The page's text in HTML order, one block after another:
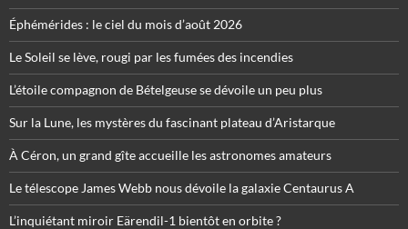
Éphémérides : le ciel du mois d’août 2026
Le Soleil se lève, rougi par les fumées des incendies
L’étoile compagnon de Bételgeuse se dévoile un peu plus
Sur la Lune, les mystères du fascinant plateau d’Aristarque
À Céron, un grand gîte accueille les astronomes amateurs
Le télescope James Webb nous dévoile la galaxie Centaurus A
L’inquiétant miroir Eärendil-1 bientôt en orbite ?